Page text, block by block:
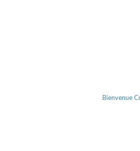
Bienvenue Crapaud Fou